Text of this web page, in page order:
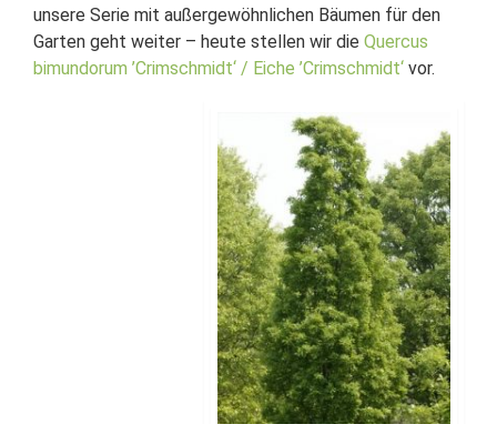
unsere Serie mit außergewöhnlichen Bäumen für den
Garten geht weiter – heute stellen wir die Quercus
bimundorum ’Crimschmidt‘ / Eiche ’Crimschmidt‘ vor.